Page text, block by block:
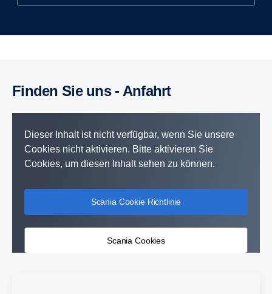
Finden Sie uns - Anfahrt
Dieser Inhalt ist nicht verfügbar, wenn Sie unsere
Cookies nicht aktivieren. Bitte aktivieren Sie
Cookies, um diesen Inhalt sehen zu können.
Scania Cookie Richtlinie
Scania Cookies